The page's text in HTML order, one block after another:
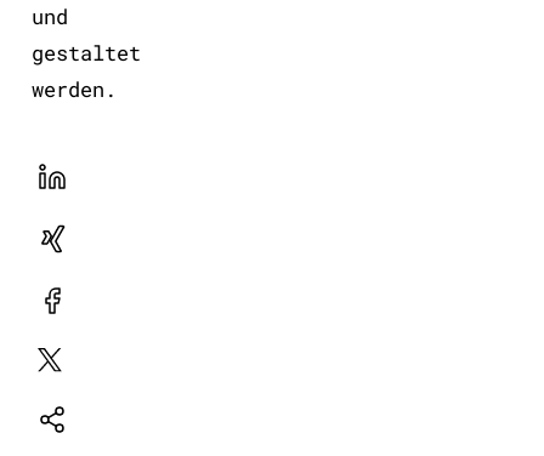
und
gestaltet
werden.
LinekdIn
Xing
Facebook
Plattform
Natives